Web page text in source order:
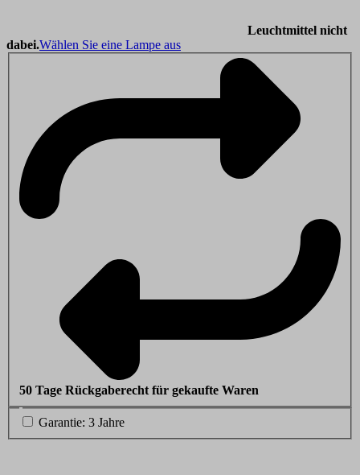
Leuchtmittel nicht
dabei.Wählen Sie eine Lampe aus
50 Tage Rückgaberecht für gekaufte Waren
Garantie: 3 Jahre